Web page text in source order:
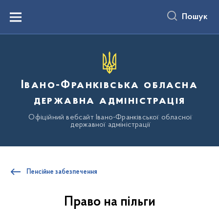
вмістуMenu Пошук
Івано-Франківська обласна
державна адміністрація
Офіційний вебсайт Івано-Франківської обласної
державної адміністрації
Пенсійне забезпечення
Право на пільги